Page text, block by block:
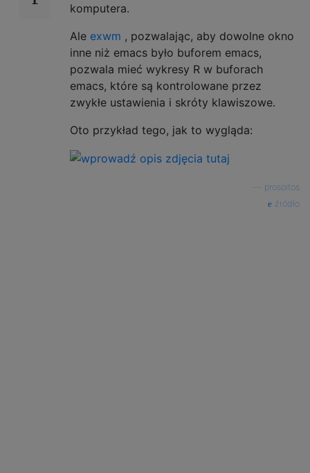
komputera.
Ale exwm , pozwalając, aby dowolne okno
inne niż emacs było buforem emacs,
pozwala mieć wykresy R w buforach
emacs, które są kontrolowane przez
zwykłe ustawienia i skróty klawiszowe.
Oto przykład tego, jak to wygląda:
prosoitos
źródło